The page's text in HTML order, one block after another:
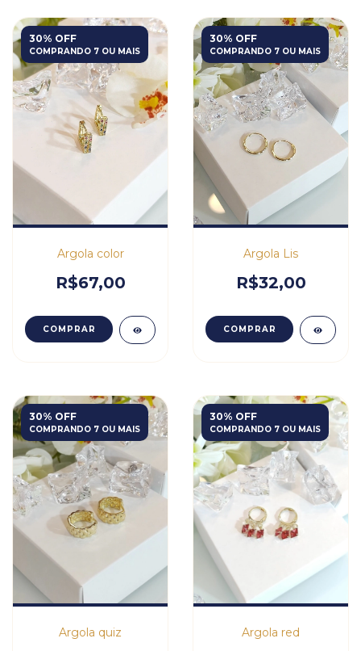
30% OFF
COMPRANDO 7 OU MAIS
Argola color
R$67,00
COMPRAR
30% OFF
COMPRANDO 7 OU MAIS
Argola Lis
R$32,00
COMPRAR
30% OFF
COMPRANDO 7 OU MAIS
Argola quiz
30% OFF
COMPRANDO 7 OU MAIS
Argola red